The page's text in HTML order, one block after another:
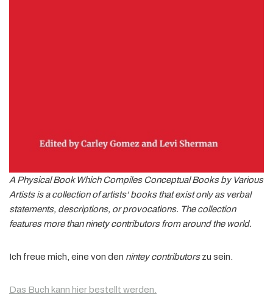
A Physical Book Which Compiles Conceptual Books by Various
Artists is a collection of artists‘ books that exist only as verbal
statements, descriptions, or provocations. The collection
features more than ninety contributors from around the world.
Ich freue mich, eine von den nintey contributorszu sein.
Das Buch kann hier bestellt werden.